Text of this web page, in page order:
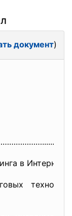
документ)
в Интернете